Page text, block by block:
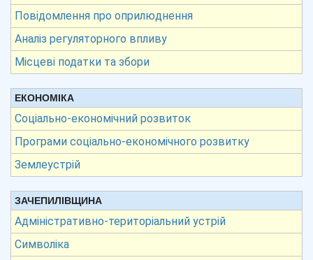
Повідомлення про оприлюднення
Аналіз регуляторного впливу
Місцеві податки та збори
ЕКОНОМІКА
Соціально-економічний розвиток
Програми соціально-економічного розвитку
Землеустрій
ЗАЧЕПИЛІВЩИНА
Адміністративно-територіальний устрій
Символіка